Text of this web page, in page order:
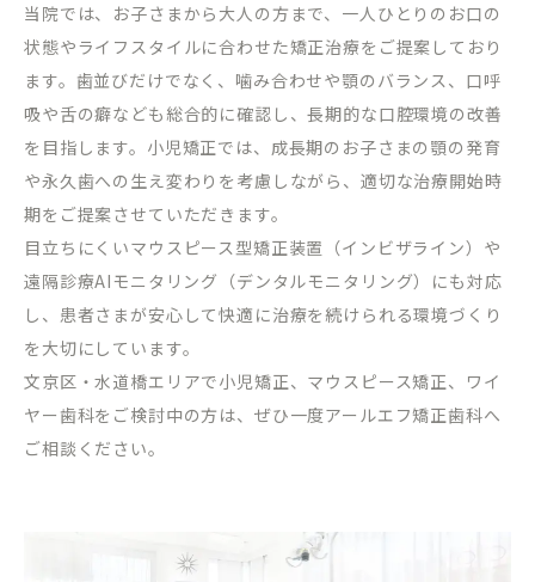
当院では、お子さまから大人の方まで、一人ひとりのお口の
状態やライフスタイルに合わせた矯正治療をご提案しており
ます。歯並びだけでなく、噛み合わせや顎のバランス、口呼
吸や舌の癖なども総合的に確認し、長期的な口腔環境の改善
を目指します。小児矯正では、成長期のお子さまの顎の発育
や永久歯への生え変わりを考慮しながら、適切な治療開始時
期をご提案させていただきます。
目立ちにくいマウスピース型矯正装置（インビザライン）や
遠隔診療AIモニタリング（デンタルモニタリング）にも対応
し、患者さまが安心して快適に治療を続けられる環境づくり
を大切にしています。
文京区・水道橋エリアで小児矯正、マウスピース矯正、ワイ
ヤー歯科をご検討中の方は、ぜひ一度アールエフ矯正歯科へ
ご相談ください。